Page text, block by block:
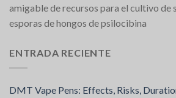
amigable de recursos para el cultivo de
esporas de hongos de psilocibina
ENTRADA RECIENTE
DMT Vape Pens: Effects, Risks,